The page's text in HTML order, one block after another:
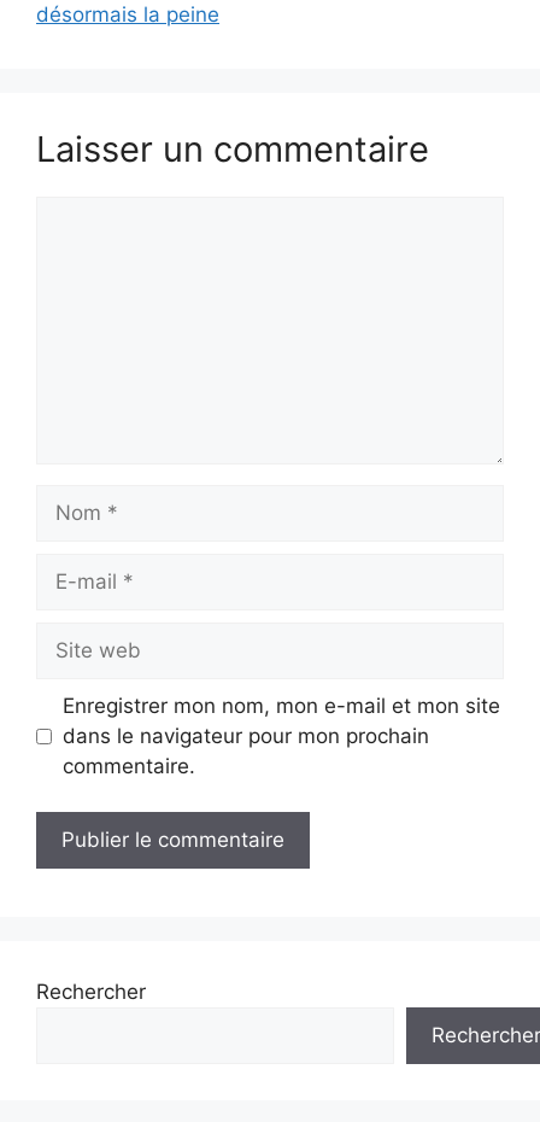
désormais la peine
Laisser un commentaire
mail
web
Enregistrer mon nom, mon e-mail et mon site
dans le navigateur pour mon prochain
commentaire.
Rechercher
Rechercher